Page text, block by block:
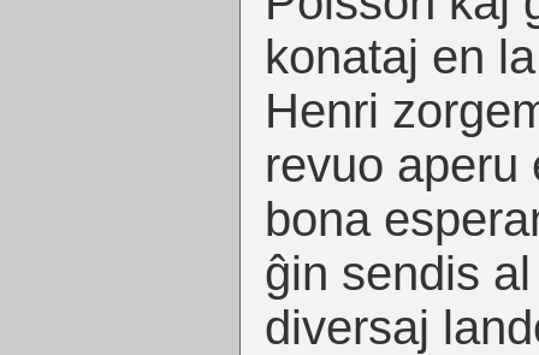
konataj en
Henri
revuo aperu
bona
ĝin sendis
diversaj